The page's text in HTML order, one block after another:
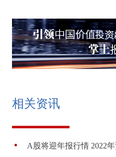
相关资讯
A股将迎年报行情 2022